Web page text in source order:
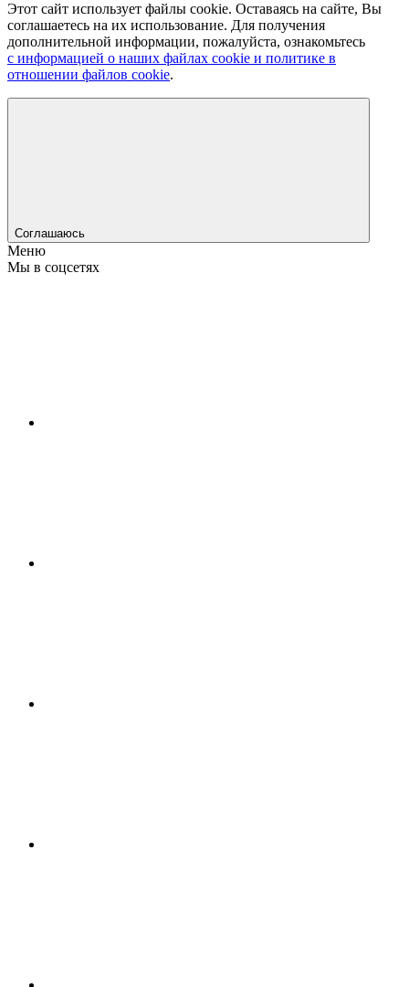
Этот сайт использует файлы cookie. Оставаясь на сайте, Вы
соглашаетесь на их использование. Для получения
дополнительной информации, пожалуйста, ознакомьтесь
с информацией о наших файлах cookie и политике в
отношении файлов cookie.
Соглашаюсь
Меню
Мы в соцсетях